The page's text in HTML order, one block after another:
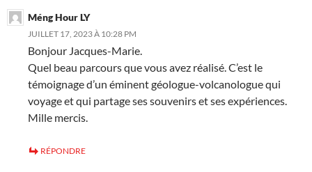
Méng Hour LY
JUILLET 17, 2023 À 10:28 PM
Bonjour Jacques-Marie.
Quel beau parcours que vous avez réalisé. C’est le
témoignage d’un éminent géologue-volcanologue qui
voyage et qui partage ses souvenirs et ses expériences.
Mille mercis.
RÉPONDRE